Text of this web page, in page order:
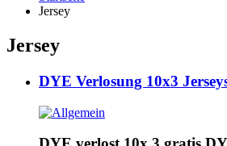
Jersey
Jersey
DYE Verlosung 10x3